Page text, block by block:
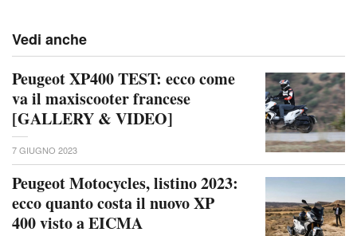
Vedi anche
Peugeot XP400 TEST: ecco come
va il maxiscooter francese
[GALLERY & VIDEO]
7 GIUGNO 2023
Peugeot Motocycles, listino 2023:
ecco quanto costa il nuovo XP
400 visto a EICMA